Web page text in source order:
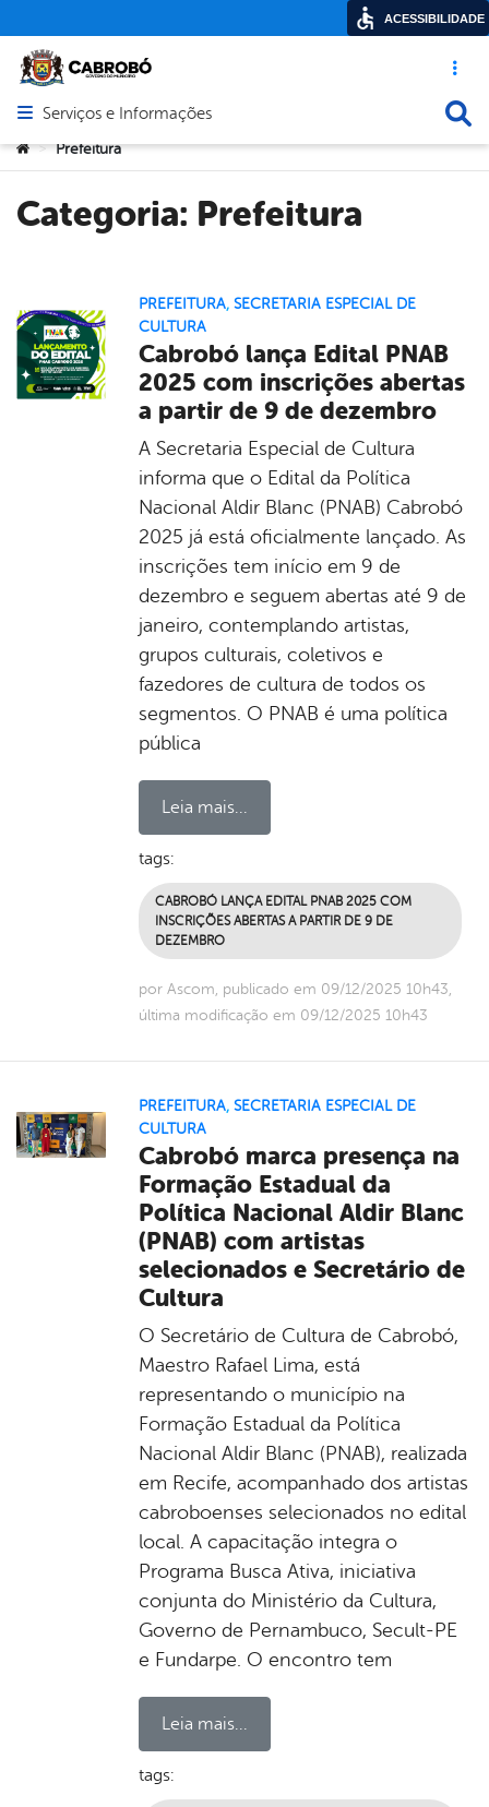
Acesso
Abrir menu principal de navegação
Serviços e Informações
Você está aqui:
> Prefeitura
Categoria: Prefeitura
PREFEITURA, SECRETARIA ESPECIAL DE
CULTURA
Cabrobó lança Edital PNAB
2025 com inscrições abertas
a partir de 9 de dezembro
A Secretaria Especial de Cultura
informa que o Edital da Política
Nacional Aldir Blanc (PNAB) Cabrobó
2025 já está oficialmente lançado. As
inscrições tem início em 9 de
dezembro e seguem abertas até 9 de
janeiro, contemplando artistas,
grupos culturais, coletivos e
fazedores de cultura de todos os
segmentos. O PNAB é uma política
pública
Leia mais...
tags:
CABROBÓ LANÇA EDITAL PNAB 2025 COM
INSCRIÇÕES ABERTAS A PARTIR DE 9 DE
DEZEMBRO
por Ascom, publicado em 09/12/2025 10h43,
última modificação em 09/12/2025 10h43
PREFEITURA, SECRETARIA ESPECIAL DE
CULTURA
Cabrobó marca presença na
Formação Estadual da
Política Nacional Aldir Blanc
(PNAB) com artistas
selecionados e Secretário de
Cultura
O Secretário de Cultura de Cabrobó,
Maestro Rafael Lima, está
representando o município na
Formação Estadual da Política
Nacional Aldir Blanc (PNAB), realizada
em Recife, acompanhado dos artistas
cabroboenses selecionados no edital
local. A capacitação integra o
Programa Busca Ativa, iniciativa
conjunta do Ministério da Cultura,
Governo de Pernambuco, Secult-PE
e Fundarpe. O encontro tem
Leia mais...
tags:
ACESSIBILIDADE